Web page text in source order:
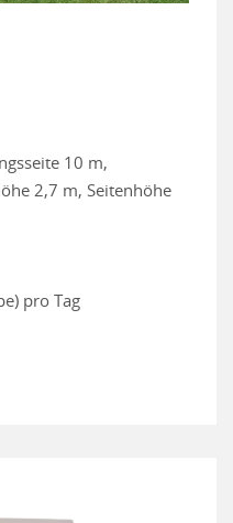
10 m,
2,7 m, Seitenhöhe
pro Tag